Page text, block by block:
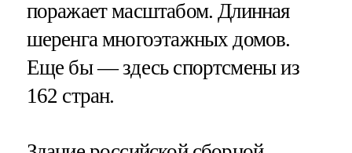
поражает масштабом. Длинная
шеренга многоэтажных домов.
Еще бы — здесь спортсмены из
162 стран.